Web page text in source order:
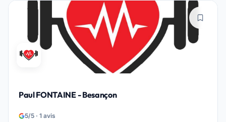
Paul FONTAINE - Besançon
5/5 · 1 avis